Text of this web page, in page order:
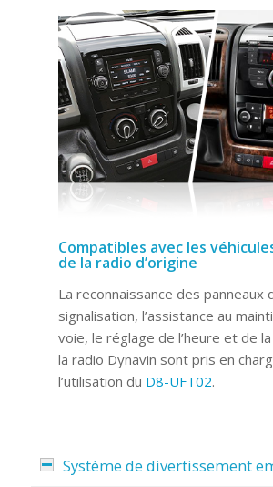
Compatibles avec les
de la radio d’origine
La reconnaissance des panneaux
signalisation, l’assistance au
voie, le réglage de l’heure et de
la radio Dynavin sont pris en
l’utilisation du D8-UFT02.
Système de divertissement